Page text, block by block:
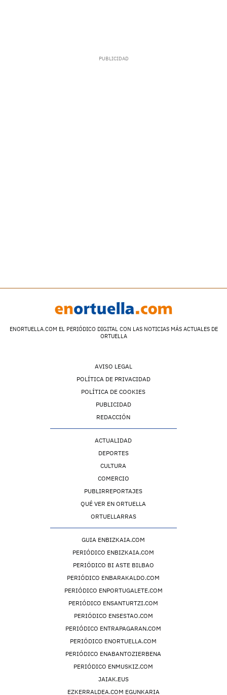
ENORTUELLA.COM EL PERIÓDICO DIGITAL CON LAS NOTICIAS MÁS ACTUALES DE
ORTUELLA
AVISO LEGAL
POLÍTICA DE PRIVACIDAD
POLÍTICA DE COOKIES
PUBLICIDAD
REDACCIÓN
ACTUALIDAD
DEPORTES
CULTURA
COMERCIO
PUBLIRREPORTAJES
QUÉ VER EN ORTUELLA
ORTUELLARRAS
GUIA ENBIZKAIA.COM
PERIÓDICO ENBIZKAIA.COM
PERIÓDICO BI ASTE BILBAO
PERIÓDICO ENBARAKALDO.COM
PERIÓDICO ENPORTUGALETE.COM
PERIÓDICO ENSANTURTZI.COM
PERIÓDICO ENSESTAO.COM
PERIÓDICO ENTRAPAGARAN.COM
PERIÓDICO ENORTUELLA.COM
PERIÓDICO ENABANTOZIERBENA
PERIÓDICO ENMUSKIZ.COM
JAIAK.EUS
EZKERRALDEA.COM EGUNKARIA